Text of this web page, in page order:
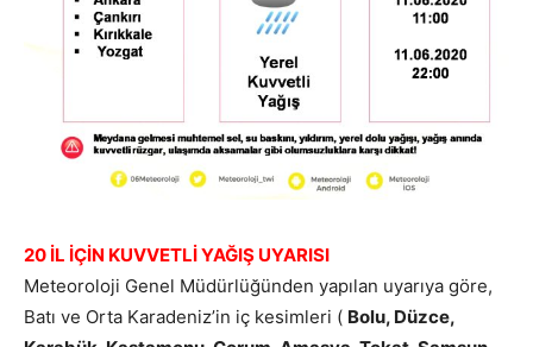
20 İL İÇİN KUVVETLİ YAĞIŞ UYARISI
Meteoroloji Genel Müdürlüğünden yapılan uyarıya göre,
Batı ve Orta Karadeniz’in iç kesimleri ( Bolu, Düzce,